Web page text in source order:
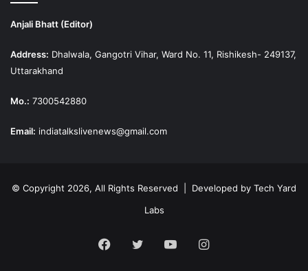
Anjali Bhatt (Editor)
Address: Dhalwala, Gangotri Vihar, Ward No. 11, Rishikesh- 249137,
Uttarakhand
Mo.: 7300542880
Email: indiatalkslivenews@gmail.com
© Copyright 2026, All Rights Reserved | Developed by Tech Yard
Labs
Facebook
Twitter YouTubeInstagram